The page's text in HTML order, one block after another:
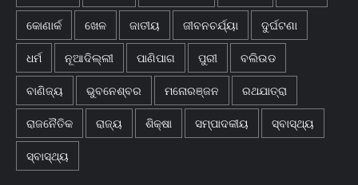
କୋଣାର୍କ ଖେଳ ଜାତୀୟ ଜୀବନଚର୍ଯ୍ୟା ଦୁର୍ଘଟଣା
ଧର୍ମ ନୂଆଦିଲ୍ଲୀ ପାଣିପାଗ ପୁରୀ ବଲିଉଡ
ବାଣିଜ୍ୟ ଭୁବନେଶ୍ବର ମନୋରଞ୍ଜନ ରଥଯାତ୍ରା
ରାଜନୈତିକ ରାଜ୍ୟ ଶିକ୍ଷା ସମ୍ପାଦକୀୟ ସ୍ବାସ୍ଥ୍ୟ
ସ୍ବାସ୍ଥ୍ୟ